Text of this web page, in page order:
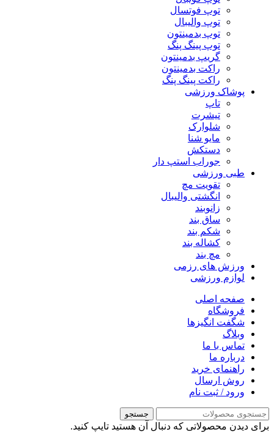
توپ فوتسال
توپ والیبال
توپ بدمینتون
توپ پینگ پنگ
گریپ بدمینتون
راکت بدمینتون
راکت پینگ پنگ
پوشاک ورزشی
تاپ
تیشرت
شلوارک
مایو شنا
دستکش
جوراب استپ دار
طبی ورزشی
تقویت مچ
انگشتی واليبال
زانوبند
ساق بند
شکم بند
کشاله بند
مچ بند
ورزش های رزمی
لوازم ورزشی
صفحه اصلی
فروشگاه
شگفت انگیزها
وبلاگ
تماس با ما
درباره ما
راهنمای خرید
روش ارسال
ورود / ثبت نام
جستجو
برای دیدن محصولاتی که دنبال آن هستید تایپ کنید.